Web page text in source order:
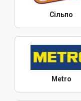
Сільпо
Metro